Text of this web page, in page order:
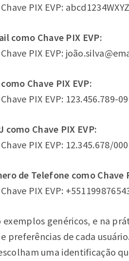
Chave PIX EVP: abcd1234WXYZ
como Chave PIX EVP:
Chave PIX EVP:
Chave PIX EVP:
Chave PIX EVP: 123.456.789-09
como Chave PIX EVP:
Chave PIX EVP: 12.345.678/
de Telefone como Chave
Chave PIX EVP:
exemplos genéricos, e na
preferências de cada
uma identificação